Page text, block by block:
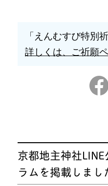
「えんむすび特別
詳しくは、ご祈願
京都地主神社
ラムを掲載しまし